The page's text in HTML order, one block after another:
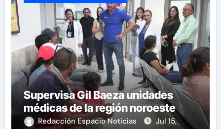
Supervisa Gil Baeza unidades
médicas de la región noroeste
Redacción Espacio Noticias
Jul 15,